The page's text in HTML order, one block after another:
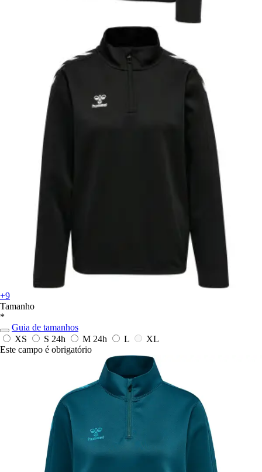
+9
Tamanho
*
Guia de tamanhos
XS
S 24h M 24h L
XL
Este campo é obrigatório